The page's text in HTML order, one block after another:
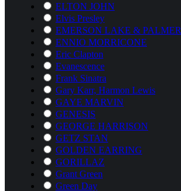
ELTON JOHN
Elvis Presley
EMERSON LAKE & PALMER
ENNIO MORRICONE
Eric Clapton
Evanescence
Frank Sinatra
Gary Karr, Harmon Lewis
GAYE MARVIN
GENESIS
GEORGE HARRISON
GETZ STAN
GOLDEN EARRING
GORILLAZ
Grant Green
Green Day